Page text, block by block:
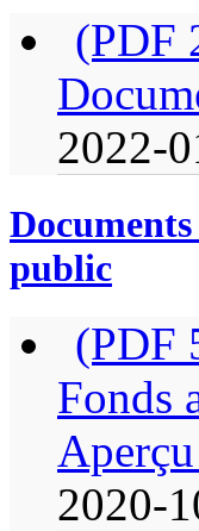
(PDF
2022-
public
(PDF
Fonds
2020-